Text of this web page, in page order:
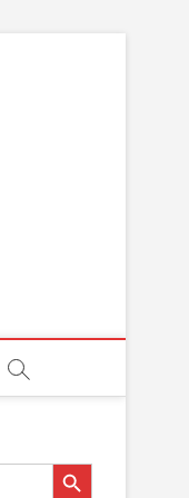
Botón de búsqueda
Botón de búsqueda